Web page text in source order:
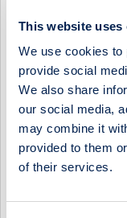
This website uses
We use cookies to
provide social
We also share
our social media,
may combine it
provided to them
of their services.
LHF 4 kap. 2§
Finansiella
Finansiella
- Fysisk avvecklade
- Kontantavräknade
TOTALT